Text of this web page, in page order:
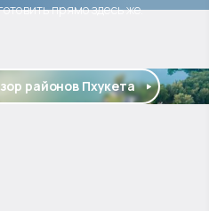
прямо здесь же.
районов Пхукета